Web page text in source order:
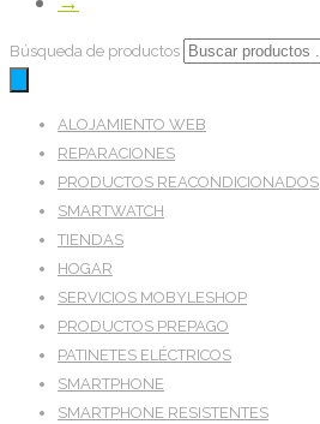
Búsqueda de productos
ALOJAMIENTO WEB
REPARACIONES
PRODUCTOS REACONDICIONADOS
SMARTWATCH
TIENDAS
HOGAR
SERVICIOS MOBYLESHOP
PRODUCTOS PREPAGO
PATINETES ELÉCTRICOS
SMARTPHONE
SMARTPHONE RESISTENTES